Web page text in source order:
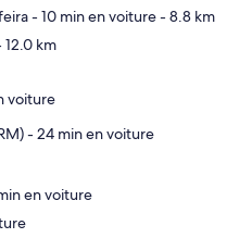
- 10 min en voiture- 8.8 km
12.0 km
voiture
- 24 min en voiture
Supermercados - ‬5 min en voiture
voiture